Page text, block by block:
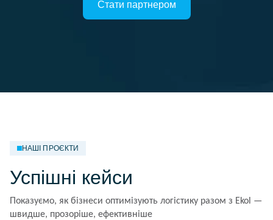
Стати партнером
НАШІ ПРОЄКТИ
Успішні кейси
Показуємо, як бізнеси оптимізують логістику разом з Ekol —
швидше, прозоріше, ефективніше